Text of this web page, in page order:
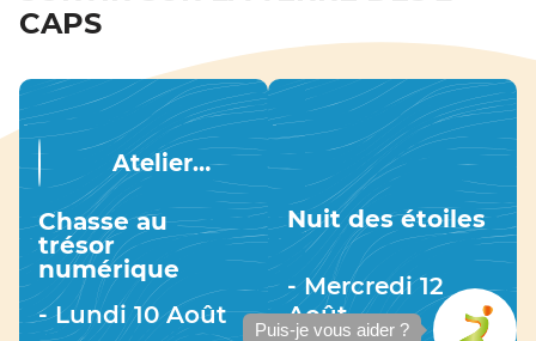
CAPS
Atelier
numérique
Chasse au
trésor
numérique
- Lundi 10 Août
Nuit des étoiles
- Mercredi 12
Août
Puis-je vous aider ?